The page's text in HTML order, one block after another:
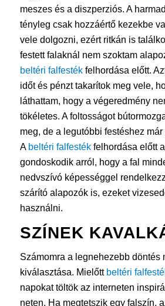
meszes és a diszperziós. A
tényleg csak hozzáértő kezekbe
vele dolgozni, ezért ritkán is
festett falaknál nem szoktam
beltéri falfestékfelhordása előtt.
időt és pénzt takarítok meg vele,
láthattam, hogy a végeredmény
tökéletes. A foltosságot
meg, de a legutóbbi festéshez
A beltéri falfestékfelhordása előtt
gondoskodik arról, hogy a fal
nedvszívó képességgel
szárító alapozók is, ezeket
használni.
SZÍNEK
Számomra a legnehezebb döntés
kiválasztása. Mielőtt beltéri
napokat töltök az interneten
neten. Ha megtetszik egy falszín,